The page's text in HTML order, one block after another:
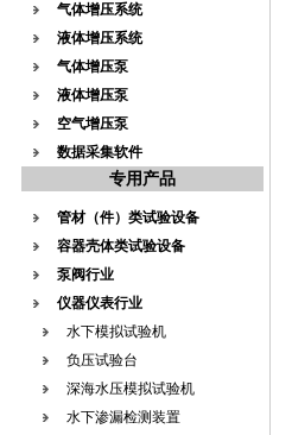
气体增压系统
液体增压系统
气体增压泵
液体增压泵
空气增压泵
数据采集软件
专用产品
管材（件）类试验设备
容器壳体类试验设备
泵阀行业
仪器仪表行业
水下模拟试验机
负压试验台
深海水压模拟试验机
水下渗漏检测装置